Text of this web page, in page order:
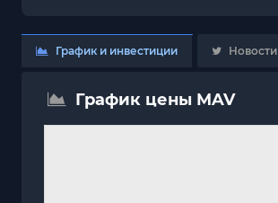
График и инвестиции Новости
График цены MAV